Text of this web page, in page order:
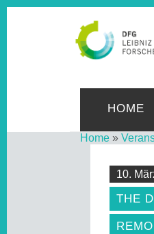
HOME
Home »
10.
THE